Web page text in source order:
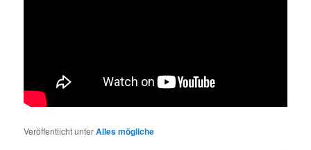
Veröffentlicht unterAlles mögliche